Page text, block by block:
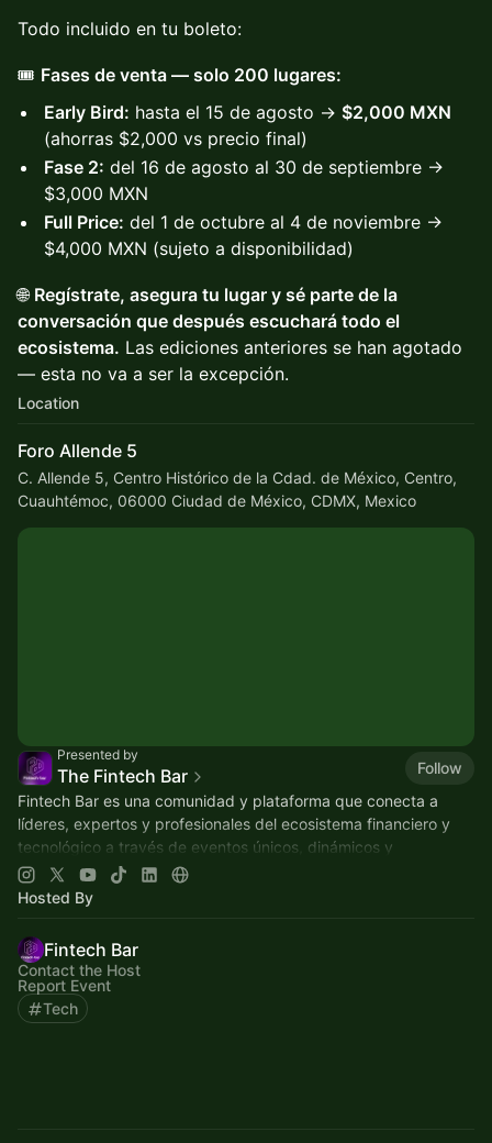
Todo incluido en tu boleto:
🎟️ Fases de venta — solo 200 lugares:
Early Bird: hasta el 15 de agosto → $2,000 MXN
(ahorras $2,000 vs precio final)
Fase 2: del 16 de agosto al 30 de septiembre →
$3,000 MXN
Full Price: del 1 de octubre al 4 de noviembre →
$4,000 MXN (sujeto a disponibilidad)
🌐 Regístrate, asegura tu lugar y sé parte de la
conversación que después escuchará todo el
ecosistema. Las ediciones anteriores se han agotado
— esta no va a ser la excepción.
Location
Foro Allende 5
C. Allende 5, Centro Histórico de la Cdad. de México, Centro,
Cuauhtémoc, 06000 Ciudad de México, CDMX, Mexico
Presented by
The Fintech Bar
Follow
Fintech Bar es una comunidad y plataforma que conecta a
líderes, expertos y profesionales del ecosistema financiero y
tecnológico a través de eventos únicos, dinámicos y
colaborativos.
Hosted By
Fintech Bar
Contact the Host
Report Event
Tech